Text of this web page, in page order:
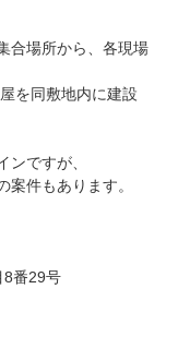
合場所から、各現場
を同敷地内に建設
ンですが、
案件もあります。
8番29号